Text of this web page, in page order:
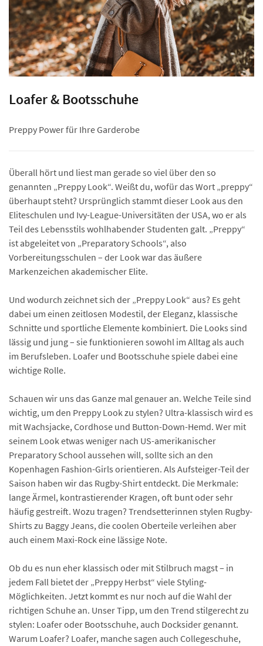
Loafer & Bootsschuhe
Preppy Power für Ihre Garderobe
Überall hört und liest man gerade so viel über den so
genannten „Preppy Look“. Weißt du, wofür das Wort „preppy“
überhaupt steht? Ursprünglich stammt dieser Look aus den
Eliteschulen und Ivy-League-Universitäten der USA, wo er als
Teil des Lebensstils wohlhabender Studenten galt. „Preppy“
ist abgeleitet von „Preparatory Schools“, also
Vorbereitungsschulen – der Look war das äußere
Markenzeichen akademischer Elite.
Und wodurch zeichnet sich der „Preppy Look“ aus? Es geht
dabei um einen zeitlosen Modestil, der Eleganz, klassische
Schnitte und sportliche Elemente kombiniert. Die Looks sind
lässig und jung – sie funktionieren sowohl im Alltag als auch
im Berufsleben. Loafer und Bootsschuhe spiele dabei eine
wichtige Rolle.
Schauen wir uns das Ganze mal genauer an. Welche Teile sind
wichtig, um den Preppy Look zu stylen? Ultra-klassisch wird es
mit Wachsjacke, Cordhose und Button-Down-Hemd. Wer mit
seinem Look etwas weniger nach US-amerikanischer
Preparatory School aussehen will, sollte sich an den
Kopenhagen Fashion-Girls orientieren. Als Aufsteiger-Teil der
Saison haben wir das Rugby-Shirt entdeckt. Die Merkmale:
lange Ärmel, kontrastierender Kragen, oft bunt oder sehr
häufig gestreift. Wozu tragen? Trendsetterinnen stylen Rugby-
Shirts zu Baggy Jeans, die coolen Oberteile verleihen aber
auch einem Maxi-Rock eine lässige Note.
Ob du es nun eher klassisch oder mit Stilbruch magst – in
jedem Fall bietet der „Preppy Herbst“ viele Styling-
Möglichkeiten. Jetzt kommt es nur noch auf die Wahl der
richtigen Schuhe an. Unser Tipp, um den Trend stilgerecht zu
stylen: Loafer oder Bootsschuhe, auch Docksider genannt.
Warum Loafer? Loafer, manche sagen auch Collegeschuhe,